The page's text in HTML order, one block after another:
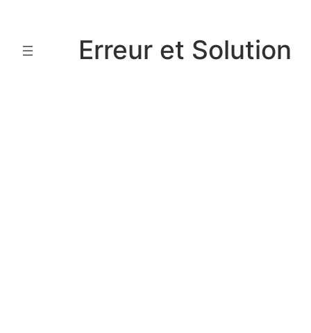
contenu
Erreur et Solution